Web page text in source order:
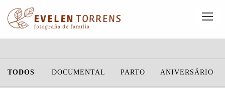
TODOS DOCUMENTAL PARTO ANIVERSÁRIO